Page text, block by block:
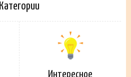
Категории
Интересное